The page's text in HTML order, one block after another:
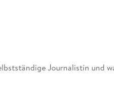
Journalistin und